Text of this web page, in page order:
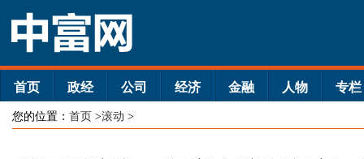
首页 政经 公司 经济 金融 人物 专栏
您的位置： 首页 >滚动 >